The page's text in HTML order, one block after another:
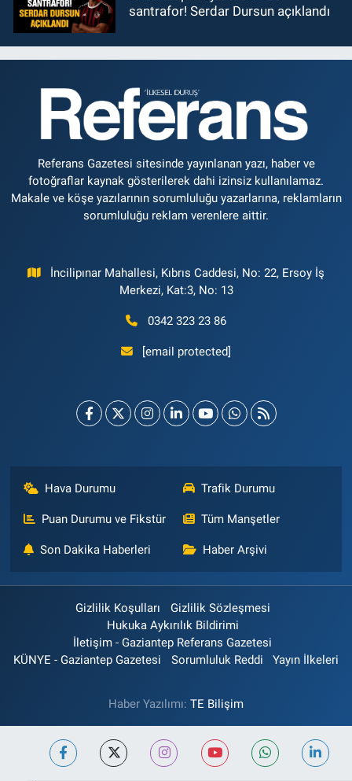
santrafor! Serdar Dursun açıklandı
Referans Gazetesi sitesinde yayınlanan yazı, haber ve
fotoğraflar kaynak gösterilerek dahi izinsiz kullanılamaz.
Makale ve köşe yazılarının sorumluluğu yazarlarına, reklamların
sorumluluğu reklam verenlere aittir.
İncilipınar Mahallesi, Kıbrıs Caddesi, No: 22, Ersoy İş
Merkezi, Kat:3, No: 13
0342 323 23 86
[email protected]
Hava Durumu Trafik Durumu
Puan Durumu ve Fikstür Tüm Manşetler
Son Dakika Haberleri Haber Arşivi
Gizlilik Koşulları
Gizlilik Sözleşmesi
Hukuka Aykırılık Bildirimi
İletişim - Gaziantep Referans Gazetesi
KÜNYE - Gaziantep Gazetesi
Sorumluluk Reddi Yayın İlkeleri
Haber Yazılımı: TE Bilişim